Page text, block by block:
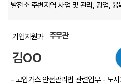
발전소 주변지역 사업 및 관리, 광업,
기업지원과 주무관
김OO
- 고압가스 안전관리법 관련업무 - 도시